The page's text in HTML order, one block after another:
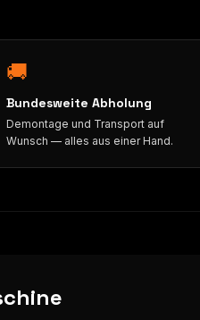
🚚
Bundesweite Abholung
Demontage und Transport auf
Wunsch — alles aus einer Hand.